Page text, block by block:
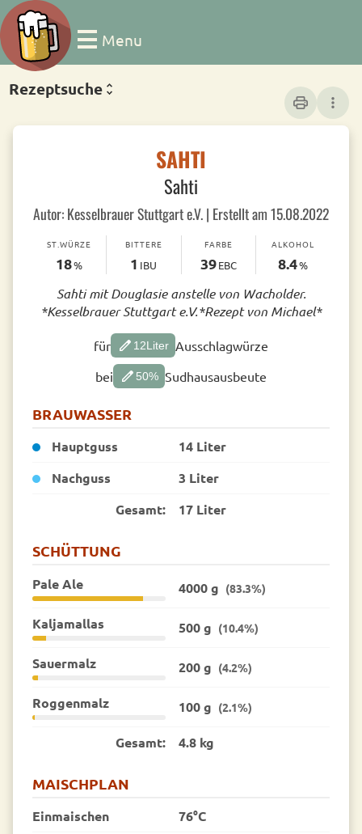
Menu
Rezeptsuche
print more_vert
SAHTI
Sahti
Autor: Kesselbrauer Stuttgart e.V. | Erstellt am 15.08.2022
ST.WÜRZE
18%
BITTERE
1 IBU
FARBE
39EBC
ALKOHOL
8.4%
Sahti mit Douglasie anstelle von Wacholder.
*Kesselbrauer Stuttgart e.V.*Rezept von Michael*
für edit 12Liter Ausschlagwürze
bei edit 50% Sudhausausbeute
BRAUWASSER
Hauptguss
14 Liter
Nachguss
3 Liter
Gesamt:
17 Liter
SCHÜTTUNG
Pale Ale 4000 g (83.3%)
Kaljamallas 500 g (10.4%)
Sauermalz 200 g (4.2%)
Roggenmalz 100 g (2.1%)
Gesamt: 4.8 kg
MAISCHPLAN
Einmaischen
76°C